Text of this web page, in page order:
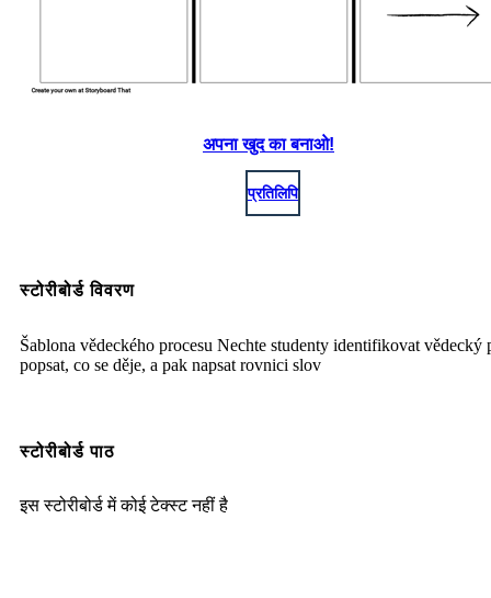
अपना खुद का बनाओ!
प्रतिलिपि
स्टोरीबोर्ड विवरण
Šablona vědeckého procesu Nechte studenty identifikovat vědecký
popsat, co se děje, a pak napsat rovnici slov
स्टोरीबोर्ड पाठ
इस स्टोरीबोर्ड में कोई टेक्स्ट नहीं है